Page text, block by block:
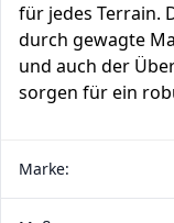
für jedes Terrain.
durch gewagte
und auch der
sorgen für ein
Marke: